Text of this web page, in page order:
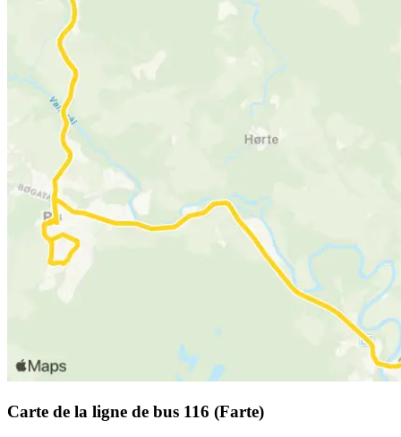
Carte de la ligne de bus 116 (Farte)